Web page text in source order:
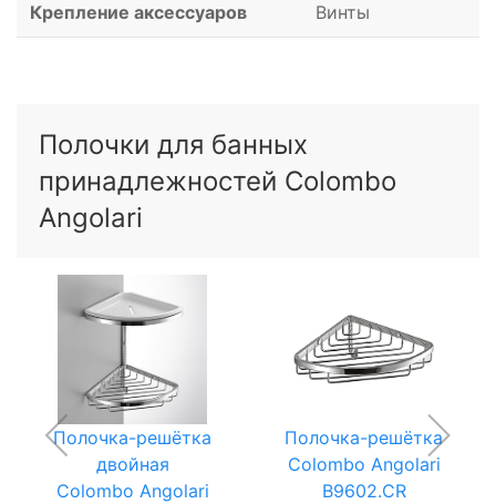
Крепление аксессуаров Винты
Полочки для банных
принадлежностей Colombo
Angolari
Полочка-решётка
двойная
Colombo Angolari
Полочка-решётка
Colombo Angolari
B9602.CR